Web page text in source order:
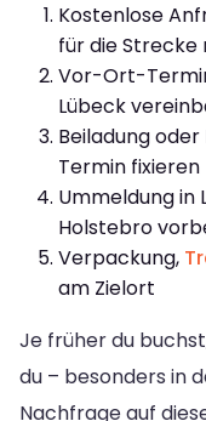
Kostenlose
für die
Vor-Ort-
Lübeck
Beiladung
Termin fixieren
Ummeldung in
Holstebro
Verpackung,
am Zielort
Je früher du
du – besonders in
Nachfrage auf